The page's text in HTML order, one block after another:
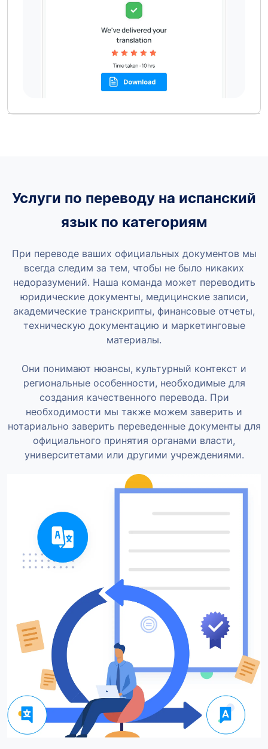
Услуги по переводу на испанский
язык по категориям
При переводе ваших официальных документов мы
всегда следим за тем, чтобы не было никаких
недоразумений. Наша команда может переводить
юридические документы, медицинские записи,
академические транскрипты, финансовые отчеты,
техническую документацию и маркетинговые
материалы.
Они понимают нюансы, культурный контекст и
региональные особенности, необходимые для
создания качественного перевода. При
необходимости мы также можем заверить и
нотариально заверить переведенные документы для
официального принятия органами власти,
университетами или другими учреждениями.